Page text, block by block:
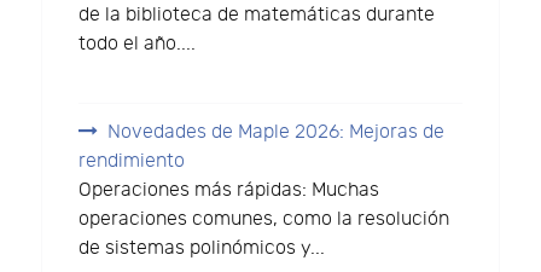
de la biblioteca de matemáticas durante
todo el año....
Novedades de Maple 2026: Mejoras de
rendimiento
Operaciones más rápidas: Muchas
operaciones comunes, como la resolución
de sistemas polinómicos y...